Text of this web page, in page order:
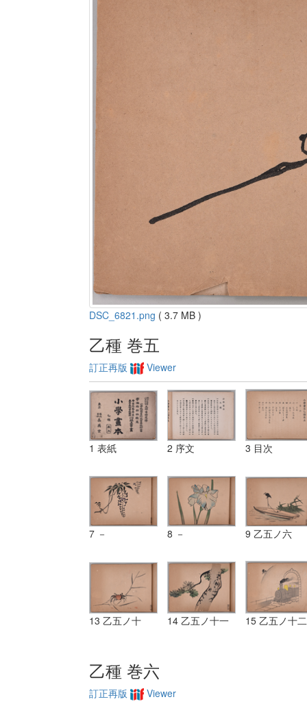
DSC_6821.png ( 3.7 MB )
乙種 巻五
訂正再版 Viewer
1 表紙 2 序文 3 目次
7 － 8 － 9 乙五ノ六
13 乙五ノ十 14 乙五ノ十一 15 乙五ノ十二
乙種 巻六
訂正再版 Viewer